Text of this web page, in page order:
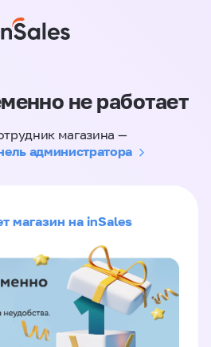
не работает
магазина —
администратора
магазин на inSales